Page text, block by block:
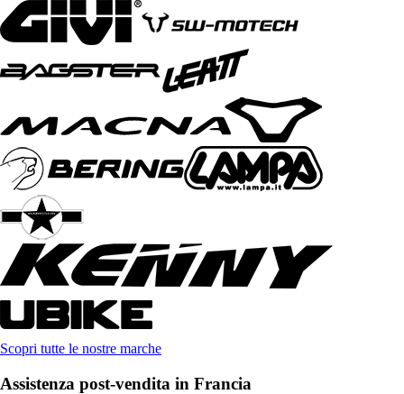
Scopri tutte le nostre marche
Assistenza post-vendita in Francia